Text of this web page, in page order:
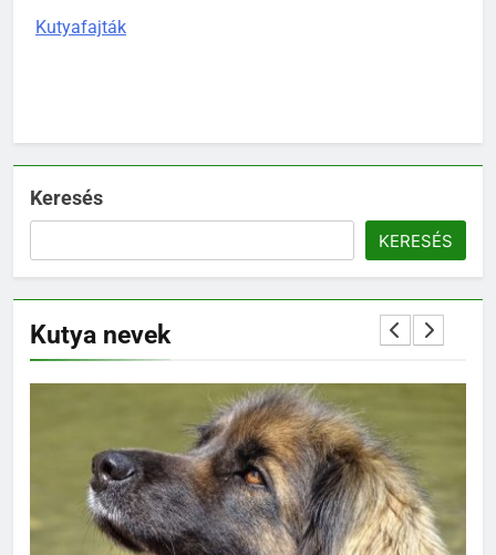
Kutyafajták
Keresés
KERESÉS
Kutya nevek